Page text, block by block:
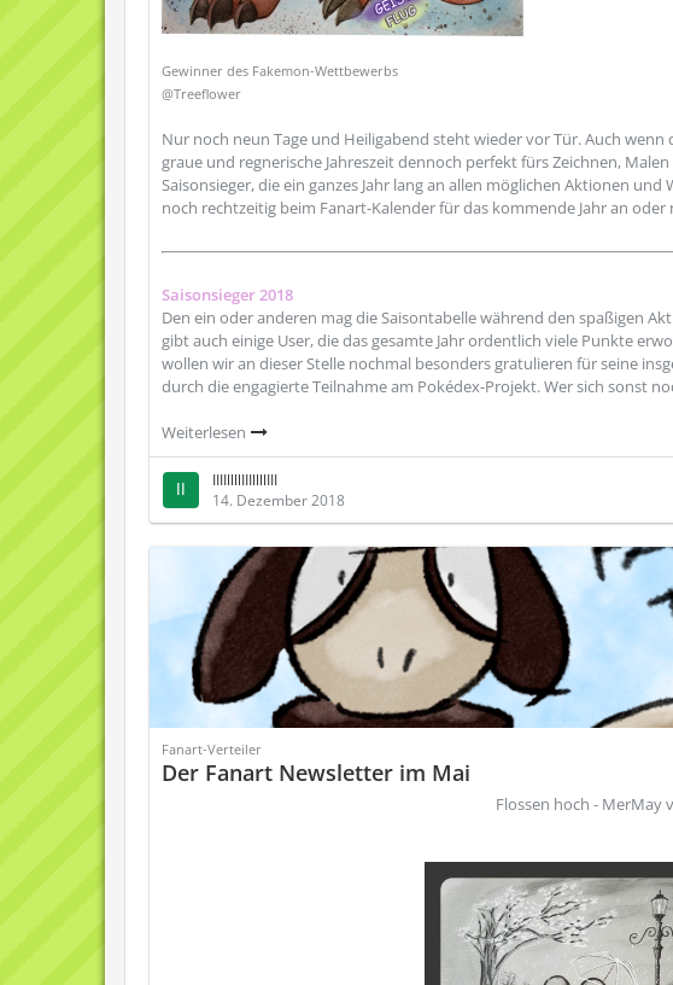
Gewinner des Fakemon-Wettbewerbs
@Treeflower
Nur noch neun Tage und Heiligabend steht wieder vor Tür. Auch wenn
graue und regnerische Jahreszeit dennoch perfekt fürs Zeichnen,
Saisonsieger, die ein ganzes Jahr lang an allen möglichen Aktionen
noch rechtzeitig beim Fanart-Kalender für das kommende Jahr an
Saisonsieger 2018
Den ein oder anderen mag die Saisontabelle während den spaßigen
gibt auch einige User, die das gesamte Jahr ordentlich viele Punkte
wollen wir an dieser Stelle nochmal besonders gratulieren für seine
durch die engagierte Teilnahme am Pokédex-Projekt. Wer sich sonst
Weiterlesen
IIIIllllIIIllllIII
14. Dezember 2018
Fanart-Verteiler
Der Fanart Newsletter im Mai
Flossen hoch - MerMay